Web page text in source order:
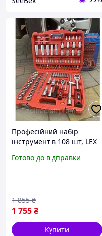
Професійний набір
інструментів 108 шт, LEX
автомобіля набір ключів
Готово до відправки
1 755₴
1 855 ₴
Купити